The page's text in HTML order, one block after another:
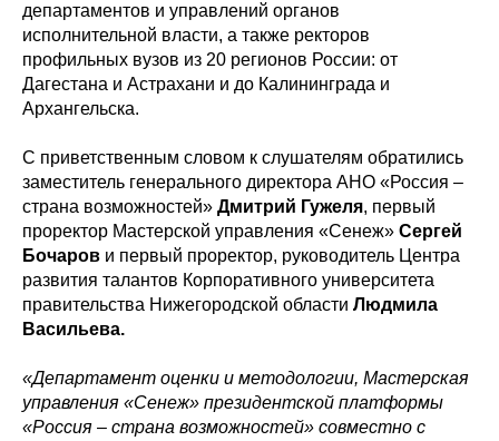
департаментов и управлений органов
исполнительной власти, а также ректоров
профильных вузов из 20 регионов России: от
Дагестана и Астрахани и до Калининграда и
Архангельска.
С приветственным словом к слушателям обратились
заместитель генерального директора АНО «Россия –
страна возможностей» Дмитрий Гужеля, первый
проректор Мастерской управления «Сенеж» Сергей
Бочаров и первый проректор, руководитель Центра
развития талантов Корпоративного университета
правительства Нижегородской области Людмила
Васильева.
«Департамент оценки и методологии, Мастерская
управления «Сенеж» президентской платформы
«Россия – страна возможностей» совместно с